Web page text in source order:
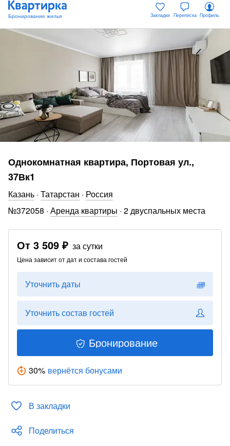
Закладки Переписка Профиль
Однокомнатная квартира, Портовая ул.,
37Вк1
Казань · Татарстан · Россия
№372058 · Аренда квартиры · 2 двуспальных места
От 3 509 ₽ за сутки
Цена зависит от дат и состава гостей
Уточнить даты
Уточнить состав гостей
Бронирование
30% вернётся бонусами
В закладки
Поделиться